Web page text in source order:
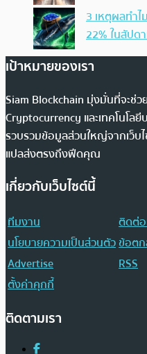
3 เหตุผลทำไ
22% ในสัปด
เป้าหมายของเรา
Siam Blockchain มุ่งมั่นที่จะช่ว
Cryptocurrency และเทคโนโล
รวบรวมข้อมูลส่วนใหญ่จากเว็บไ
แปลส่งตรงถึงฟีดคุณ
เกี่ยวกับเว็บไซต์นี้
ทีมงาน
ติดต่อ
นโยบายความเป็นส่วนตัวข้อตก
Advertise
RSS
ตั้งค่าคุกกี้
ติดตามเรา